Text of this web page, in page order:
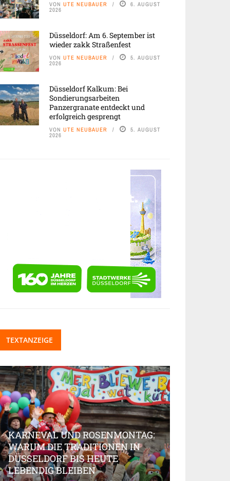
VON UTE NEUBAUER 6. AUGUST
2026
Düsseldorf: Am 6. September ist
wieder zakk Straßenfest
VON UTE NEUBAUER 5. AUGUST
2026
Düsseldorf Kalkum: Bei
Sondierungsarbeiten
Panzergranate entdeckt und
erfolgreich gesprengt
VON UTE NEUBAUER 5. AUGUST
2026
TEXTANZEIGE
KARNEVAL UND ROSENMONTAG:
WARUM DIE TRADITIONEN IN
DÜSSELDORF BIS HEUTE
LEBENDIG BLEIBEN